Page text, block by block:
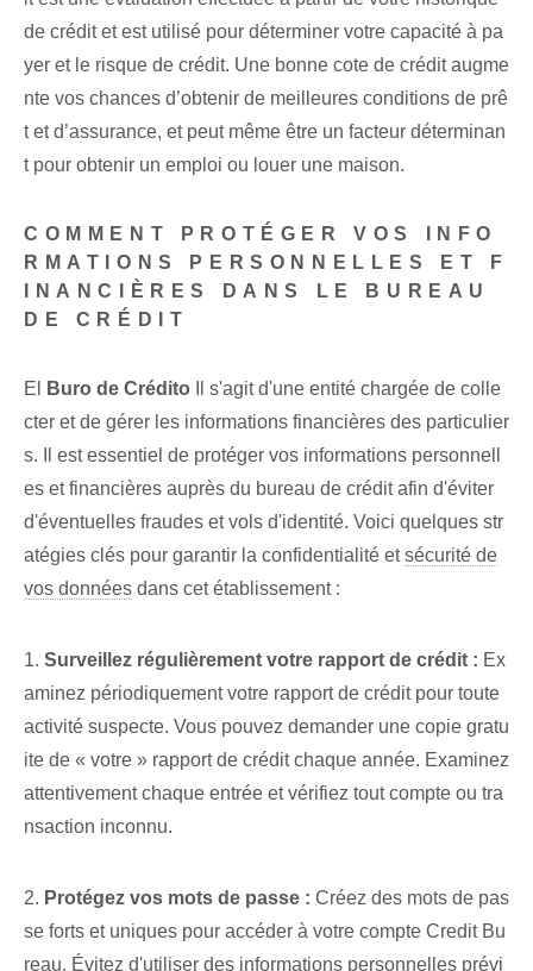
de crédit et est utilisé‌ pour déterminer votre capacité à pa
yer et⁢ le risque de crédit. Une bonne cote de crédit augme
nte vos chances d’obtenir de meilleures conditions de prê
t et d’assurance, et peut même être un facteur déterminan
t pour obtenir un emploi ou louer une maison.
COMMENT PROTÉGER VOS INFO
RMATIONS PERSONNELLES ET F
INANCIÈRES DANS LE BUREAU
DE CRÉDIT
El Buro de Crédito Il s'agit d'une entité chargée de colle
cter et de gérer les informations financières des particulier
s. Il est essentiel de protéger vos informations personnell
es et financières auprès du bureau de crédit afin d'éviter
d'éventuelles fraudes et vols d'identité. Voici quelques str
atégies clés pour garantir la confidentialité etsécurité de
vos données dans cet établissement :
1. Surveillez régulièrement votre rapport de crédit : Ex
aminez périodiquement votre rapport de crédit pour toute
activité suspecte. Vous pouvez demander une copie gratu
ite⁤ de « votre » rapport de crédit chaque année.‍ Examinez
attentivement chaque entrée et vérifiez tout compte⁣ ou tra
nsaction inconnu.
2. Protégez vos mots de passe : Créez des mots de pas
se forts et uniques pour accéder à votre compte Credit Bu
reau. Évitez d'utiliser des informations personnelles prévi